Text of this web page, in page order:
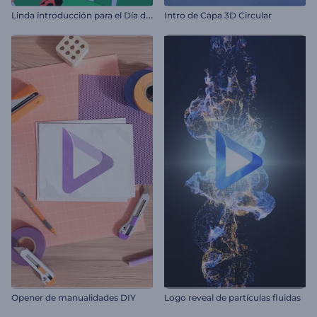
L
inda introducción para el Día de San Valentín Intro de Capa 3D Circular
Opener de manualidades DIY Logo reveal de partículas fluidas